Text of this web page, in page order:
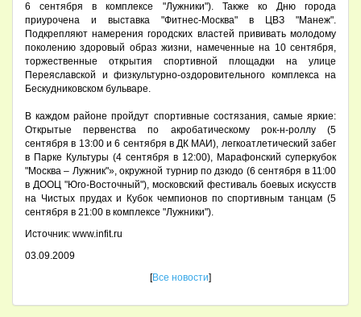
6 сентября в комплексе "Лужники"). Также ко Дню города
приурочена и выставка "Фитнес-Москва" в ЦВЗ "Манеж".
Подкрепляют намерения городских властей прививать молодому
поколению здоровый образ жизни, намеченные на 10 сентября,
торжественные открытия спортивной площадки на улице
Переяславской и физкультурно-оздоровительного комплекса на
Бескудниковском бульваре.
В каждом районе пройдут спортивные состязания, самые яркие:
Открытые первенства по акробатическому рок-н-роллу (5
сентября в 13:00 и 6 сентября в ДК МАИ), легкоатлетический забег
в Парке Культуры (4 сентября в 12:00), Марафонский суперкубок
"Москва – Лужник"», окружной турнир по дзюдо (6 сентября в 11:00
в ДООЦ "Юго-Восточный"), московский фестиваль боевых искусств
на Чистых прудах и Кубок чемпионов по спортивным танцам (5
сентября в 21:00 в комплексе "Лужники").
Источник: www.infit.ru
03.09.2009
[Все новости]